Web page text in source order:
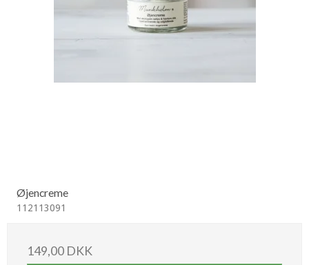
Øjencreme
112113091
149,00 DKK